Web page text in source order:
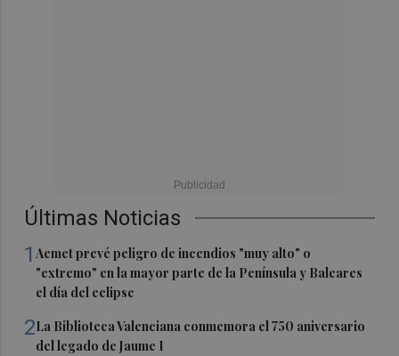
Últimas Noticias
1Aemet prevé peligro de incendios "muy alto" o
"extremo" en la mayor parte de la Península y Baleares
el día del eclipse
2La Biblioteca Valenciana conmemora el 750 aniversario
del legado de Jaume I